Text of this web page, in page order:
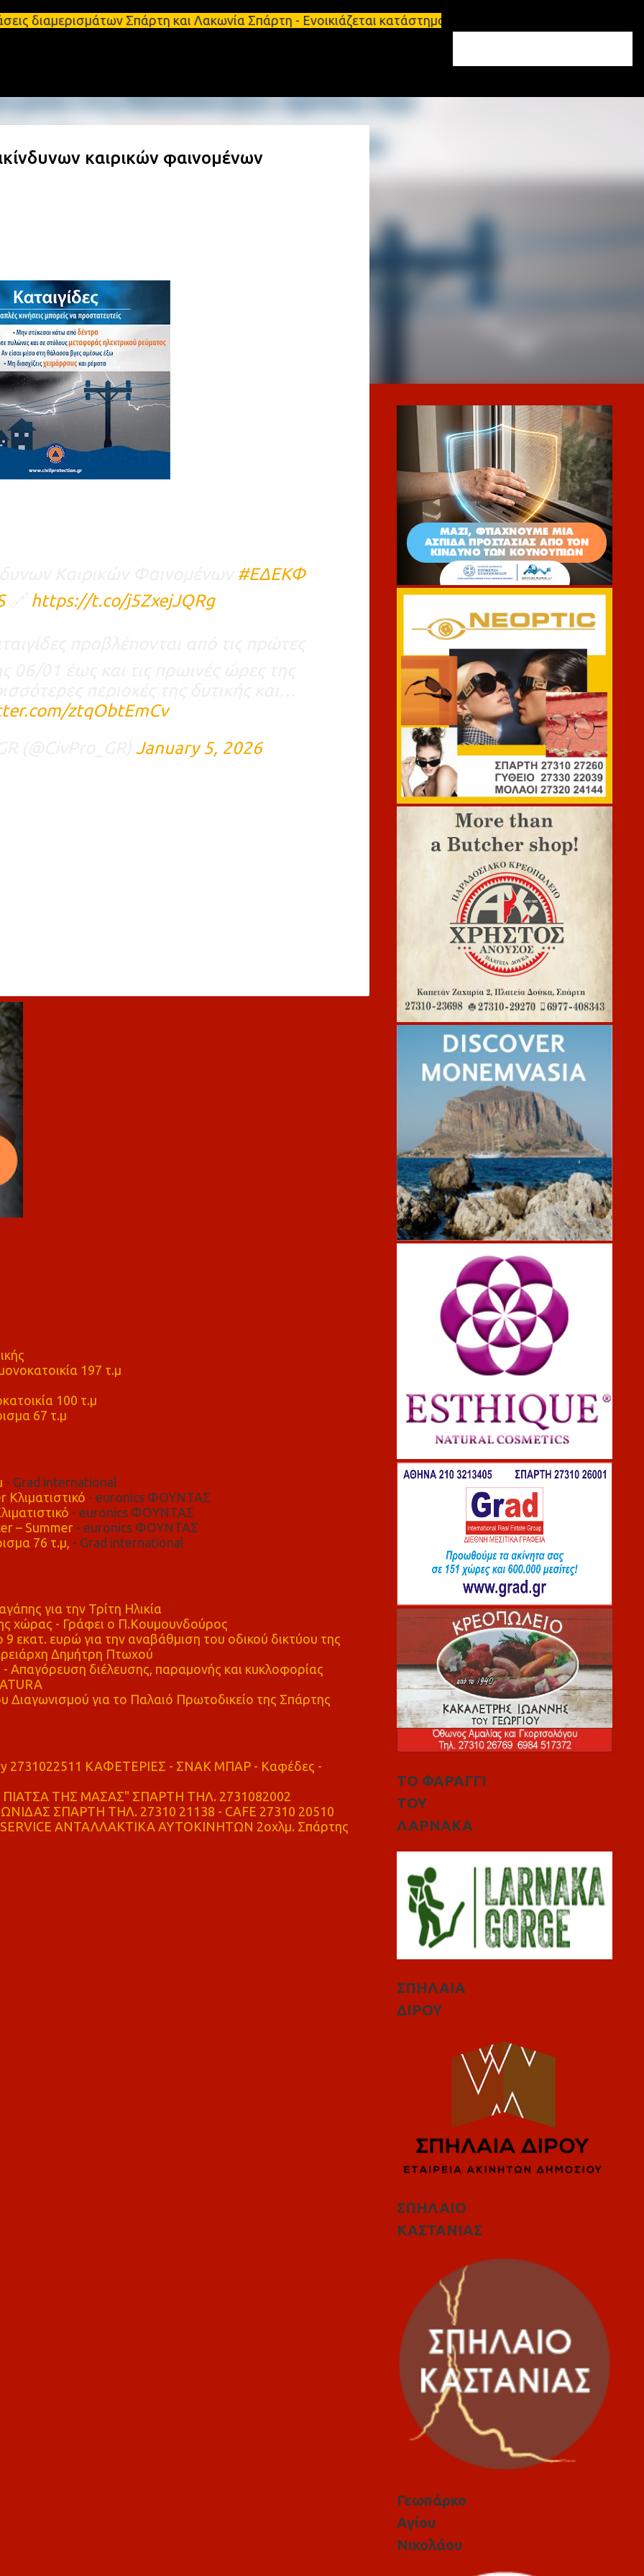
Μετάβαση στο κύριο περιεχόμενο
Σπάρτη και Λακωνία Σπάρτη - Ενοικιάζεται κατάστημα 134 τ.μ, με υπόγειο 124τ.μ και
καιρικών φαινομένων
#ΕΔΕΚΦ
🔗 https://t.co/j5ZxejJQRg
ztqObtEmCv
January 5, 2026
197 τ.μ
100 τ.μ
67 τ.μ
- Grad international
- euronics ΦΟΥΝΤΑΣ
- euronics ΦΟΥΝΤΑΣ
– Summer- euronics ΦΟΥΝΤΑΣ
76 τ.μ, - Grad international
για την Τρίτη Ηλικία
χώρας - Γράφει ο Π.Κουμουνδούρος
9 εκατ. ευρώ για την αναβάθμιση του οδικού δικτύου της
Δημήτρη Πτωχού
διέλευσης, παραμονής και κυκλοφορίας
Διαγωνισμού για το Παλαιό Πρωτοδικείο της Σπάρτης
2731022511 ΚΑΦΕΤΕΡΙΕΣ - ΣΝΑΚ ΜΠΑΡ - Καφέδες -
ΤΗΣ ΜΑΣΑΣ" ΣΠΑΡΤΗ ΤΗΛ. 2731082002
ΣΠΑΡΤΗ ΤΗΛ. 27310 21138 - CAFE 27310 20510
ΑΝΤΑΛΛΑΚΤΙΚΑ ΑΥΤΟΚΙΝΗΤΩΝ 2οχλμ. Σπάρτης
ΤΟ ΦΑΡΑΓΓΙ
ΤΟΥ
ΛΑΡΝΑΚΑ
ΣΠΗΛΑΙΑ
ΔΙΡΟΥ
ΣΠΗΛΑΙΟ
ΚΑΣΤΑΝΙΑΣ
Γεωπάρκο
Αγίου
Νικολάου